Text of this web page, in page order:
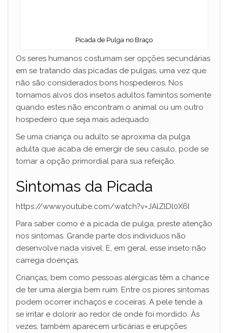
Picada de Pulga no Braço
Os seres humanos costumam ser opções secundárias
em se tratando das picadas de pulgas, uma vez que
não são considerados bons hospedeiros. Nos
tornamos alvos dos insetos adultos famintos somente
quando estes não encontram o animal ou um outro
hospedeiro que seja mais adequado.
Se uma criança ou adulto se aproxima da pulga
adulta que acaba de emergir de seu casulo, pode se
tornar a opção primordial para sua refeição.
Sintomas da Picada
https://www.youtube.com/watch?v=JAlZlDl0X6I
Para saber como é a picada de pulga, preste atenção
nos sintomas. Grande parte dos indivíduos não
desenvolve nada visível. E, em geral, esse inseto não
carrega doenças.
Crianças, bem como pessoas alérgicas têm a chance
de ter uma alergia bem ruim. Entre os piores sintomas
podem ocorrer inchaços e coceiras. A pele tende a
se irritar e dolorir ao redor de onde foi mordido. Às
vezes, também aparecem urticárias e erupções